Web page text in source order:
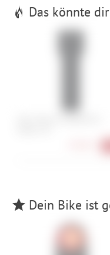
Das könnte
Dein Bike ist